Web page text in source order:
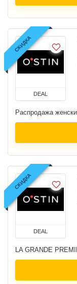
СКИДКА
DEAL
Распродажа
СКИДКА
DEAL
LA GRANDE